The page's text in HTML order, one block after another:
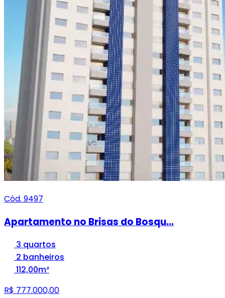
Cód. 9497
Apartamento no Brisas do Bosqu...
3 quartos
2 banheiros
112,00m²
R$ 777.000,00